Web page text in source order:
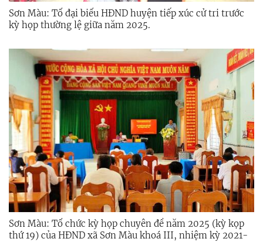
Sơn Màu: Tổ đại biểu HĐND huyện tiếp xúc cử tri trước
kỳ họp thường lệ giữa năm 2025.
Sơn Màu: Tổ chức kỳ họp chuyên đề năm 2025 (kỳ kọp
thứ 19) của HĐND xã Sơn Màu khoá III, nhiệm kỳ 2021-